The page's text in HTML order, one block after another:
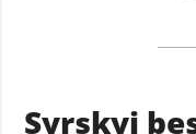
Syrskyj